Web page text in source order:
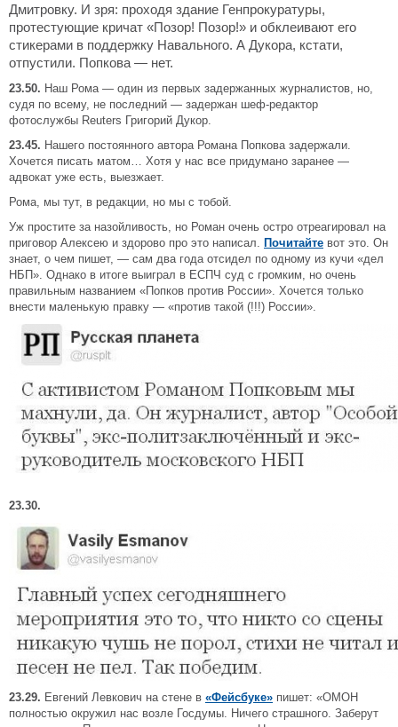
Дмитровку. И зря: проходя здание Генпрокуратуры,
протестующие кричат «Позор! Позор!» и обклеивают его
стикерами в поддержку Навального. А Дукора, кстати,
отпустили. Попкова — нет.
23.50. Наш Рома — один из первых задержанных журналистов, но,
судя по всему, не последний — задержан шеф-редактор
фотослужбы Reuters Григорий Дукор.
23.45. Нашего постоянного автора Романа Попкова задержали.
Хочется писать матом… Хотя у нас все придумано заранее —
адвокат уже есть, выезжает.
Рома, мы тут, в редакции, но мы с тобой.
Уж простите за назойливость, но Роман очень остро отреагировал на
приговор Алексею и здорово про это написал. Почитайте вот это. Он
знает, о чем пишет, — сам два года отсидел по одному из кучи «дел
НБП». Однако в итоге выиграл в ЕСПЧ суд с громким, но очень
правильным названием «Попков против России». Хочется только
внести маленькую правку — «против такой (!!!) России».
23.30.
23.29. Евгений Левкович на стене в «Фейсбуке» пишет: «ОМОН
полностью окружил нас возле Госдумы. Ничего страшного. Заберут